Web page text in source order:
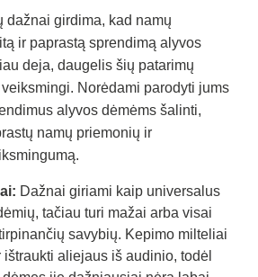
dažnai girdima, kad namų
ir paprastą sprendimą alyvos
deja, daugelis šių patarimų
Norėdami parodyti jums
alyvos dėmėms šalinti,
namų priemonių ir
Dažnai giriami kaip universalus
tačiau turi mažai arba visai
savybių. Kepimo milteliai
aliejaus iš audinio, todėl